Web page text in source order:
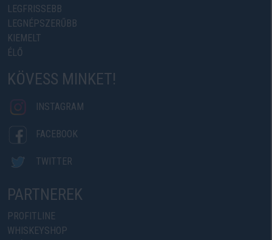
LEGFRISSEBB
LEGNÉPSZERŰBB
KIEMELT
ÉLŐ
KÖVESS MINKET!
INSTAGRAM
FACEBOOK
TWITTER
PARTNEREK
PROFITLINE
WHISKEYSHOP